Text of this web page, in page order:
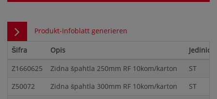
Produkt-Infoblatt generieren
Šifra Opis
Z1660625
Zidna špahtla 250mm RF 10kom/karton
ST
Z50072
Zidna špahtla 300mm RF 10kom/karton
ST